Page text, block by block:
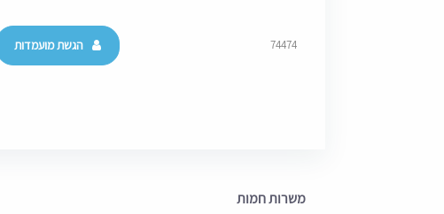
74474 הגשת מועמדות
משרות חמות